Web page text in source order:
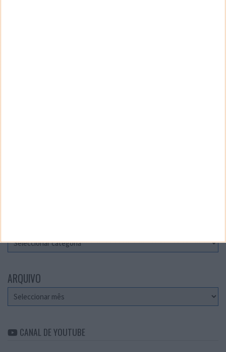
ARQUIVO
Arquivo
CANAL DE YOUTUBE